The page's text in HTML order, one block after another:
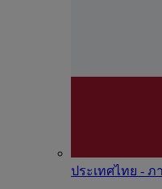
ประเทศไทย - ภ